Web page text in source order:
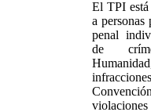
El TPI
a personas
penal
de
violaciones